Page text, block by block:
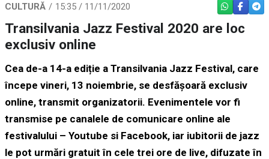
CULTURĂ 15:35 / 11/11/2020 WHATSAPP
Transilvania Jazz Festival 2020 are loc
exclusiv online
Cea de-a 14-a ediție a Transilvania Jazz Festival, care
începe vineri, 13 noiembrie, se desfășoară exclusiv
online, transmit organizatorii. Evenimentele vor fi
transmise pe canalele de comunicare online ale
festivalului – Youtube si Facebook, iar iubitorii de jazz
le pot urmări gratuit în cele trei ore de live, difuzate în